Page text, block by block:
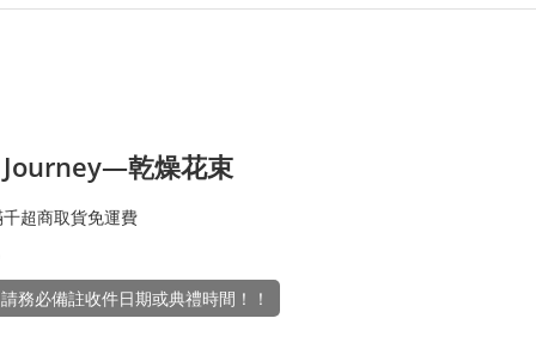
乾燥花束
超商取貨免運費
務必備註收件日期或典禮時間！！